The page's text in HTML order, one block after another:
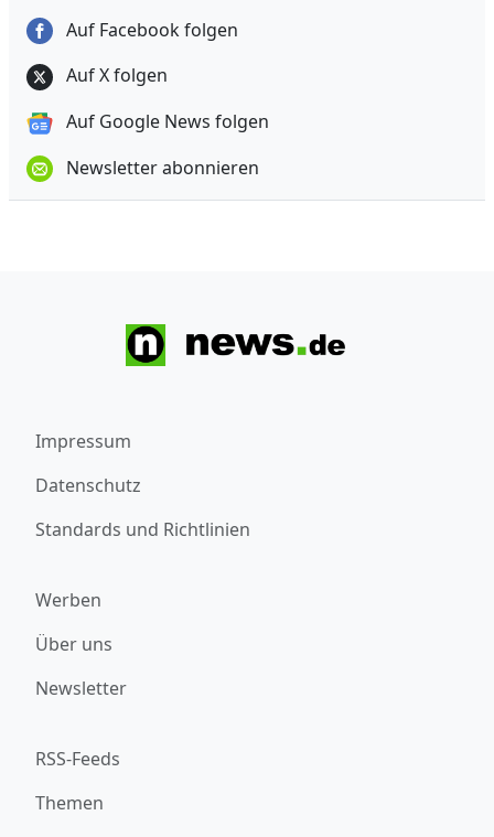
Auf Facebook folgen
Auf X folgen
Auf Google News folgen
Newsletter abonnieren
Impressum
Datenschutz
Standards und Richtlinien
Werben
Über uns
Newsletter
RSS-Feeds
Themen